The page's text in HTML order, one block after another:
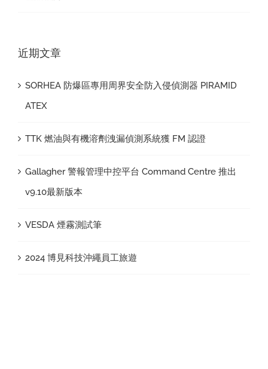
近期文章
SORHEA 防爆區專用周界安全防入侵偵測器 PIRAMID
ATEX
TTK 燃油與有機溶劑洩漏偵測系統獲 FM 認證
Gallagher 警報管理中控平台 Command Centre 推出
v9.10最新版本
VESDA 煙霧測試筆
2024 博見科技沖繩員工旅遊